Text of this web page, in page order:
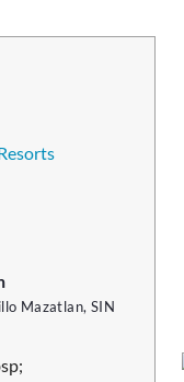
Mazatlan, SIN